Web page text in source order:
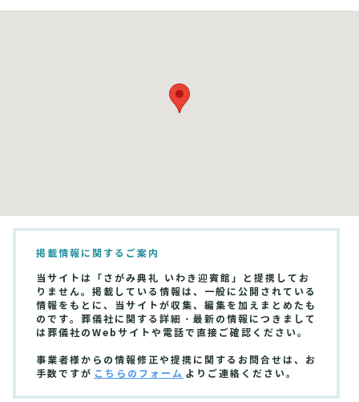
掲載情報に関するご案内
当サイトは「さがみ典礼 いわき迎賓館」と提携してお
りません。掲載している情報は、一般に公開されている
情報をもとに、当サイトが収集、編集を加えまとめたも
のです。葬儀社に関する詳細・最新の情報につきまして
は葬儀社のWebサイトや電話で直接ご確認ください。
事業者様からの情報修正や提携に関するお問合せは、お
手数ですが こちらのフォーム よりご連絡ください。